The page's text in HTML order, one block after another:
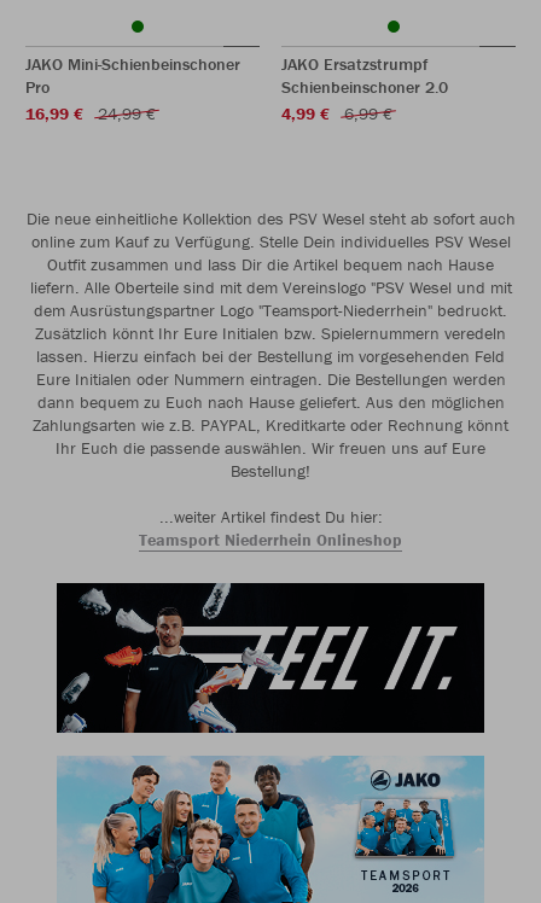
JAKO Mini-Schienbeinschoner
Pro
16,99 €
24,99 €
JAKO Ersatzstrumpf
Schienbeinschoner 2.0
4,99 €
6,99 €
Die neue einheitliche Kollektion des PSV Wesel steht ab sofort auch
online zum Kauf zu Verfügung. Stelle Dein individuelles PSV Wesel
Outfit zusammen und lass Dir die Artikel bequem nach Hause
liefern. Alle Oberteile sind mit dem Vereinslogo "PSV Wesel und mit
dem Ausrüstungspartner Logo "Teamsport-Niederrhein" bedruckt.
Zusätzlich könnt Ihr Eure Initialen bzw. Spielernummern veredeln
lassen. Hierzu einfach bei der Bestellung im vorgesehenden Feld
Eure Initialen oder Nummern eintragen. Die Bestellungen werden
dann bequem zu Euch nach Hause geliefert. Aus den möglichen
Zahlungsarten wie z.B. PAYPAL, Kreditkarte oder Rechnung könnt
Ihr Euch die passende auswählen. Wir freuen uns auf Eure
Bestellung!
...weiter Artikel findest Du hier:
Teamsport Niederrhein Onlineshop